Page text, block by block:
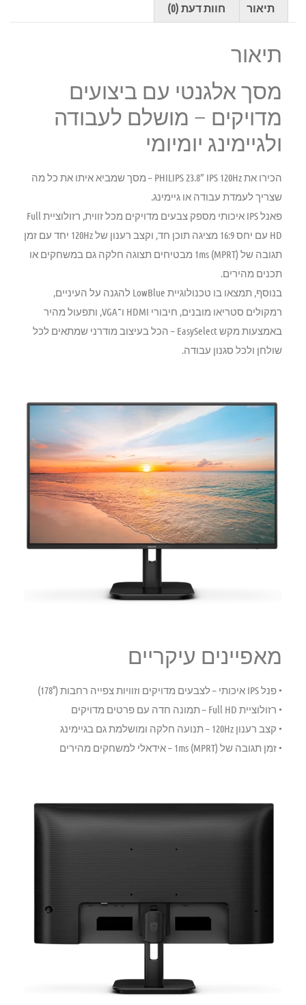
תיאור חוות דעת (0)
תיאור
מסך אלגנטי עם ביצועים
מדויקים – מושלם לעבודה
ולגיימינג יומיומי
הכירו אתPHILIPS 23.8” IPS 120Hz – מסך שמביא איתו את כל מה
שצריך לעמדת עבודה או גיימינג.
פאנל IPS איכותי מספק צבעים מדויקים מכל זווית, רזולוציית Full
HD עם יחס 16:9 מציגה תוכן חד, וקצב רענון של 120Hz יחד עם זמן
תגובה של 1ms (MPRT) מבטיחים תצוגה חלקה גם במשחקים או
תכנים מהירים.
בנוסף, תמצאו בו טכנולוגיית LowBlue להגנה על העיניים,
רמקולים סטריאו מובנים, חיבורי HDMI ו־VGA, ותפעול מהיר
באמצעות מקש EasySelect – הכל בעיצוב מודרני שמתאים לכל
שולחן ולכל סגנון עבודה.
מאפיינים עיקריים
•פנל IPS איכותי
– לצבעים מדויקים וזוויות צפייה רחבות (178°)
• רזולוציית Full HD
– תמונה חדה עם פרטים מדויקים
• קצב רענון 120Hz
– תנועה חלקה ומושלמת גם בגיימינג
•זמן תגובה של 1ms (MPRT) – אידאלי למשחקים מהירים